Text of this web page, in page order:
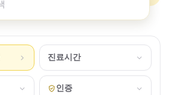
진료시간
인증